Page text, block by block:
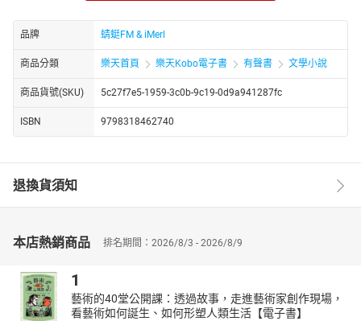
正当兵王心灰意冷，准备默默承受这一切时，一个惊人的真相却如
晴天霹雳般炸响在他的耳边。原来，他并非孤苦无依的孤儿，而是
赫赫有名的京都豪门太子！这个身份，如同一把钥匙，打开了他通
往新世界的大门。但与此同时，也带来了更多的挑战与危机。
兵王深知，自己的身份一旦曝光，必将引来无数觊觎和追杀。然
而，他并不畏惧，因为他有着一颗坚韧不拔的心和一双铁拳。他决
心用自己的力量，保护身边的亲人和朋友，揭露那些隐藏在暗处的
有人都知道，即使身陷囹圄，他依然是那个不可一世的第一兵王！
http://www.youtube.com/channel/UC2yhCURng4uUj_phEqZwKig/
品牌 蜻蜓FM & iMerl
商品分類 樂天首頁 樂天Kobo電子書 有聲書 文學小說
商品貨號(SKU) 5c27f7e5-1959-3c0b-9c19-0d9a941287fc
ISBN 9798318462740
退換貨須知
本店熱銷商品 排名期間：2026/8/3 - 2026/8/9
1
藝術的40堂公開課：透過故事，走進藝術家創作現場，
看藝術如何誕生、如何形塑人類生活【電子書】